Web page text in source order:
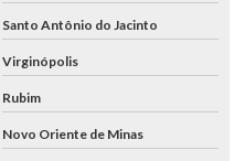
Santo Antônio do Jacinto
Virginópolis
Rubim
Novo Oriente de Minas